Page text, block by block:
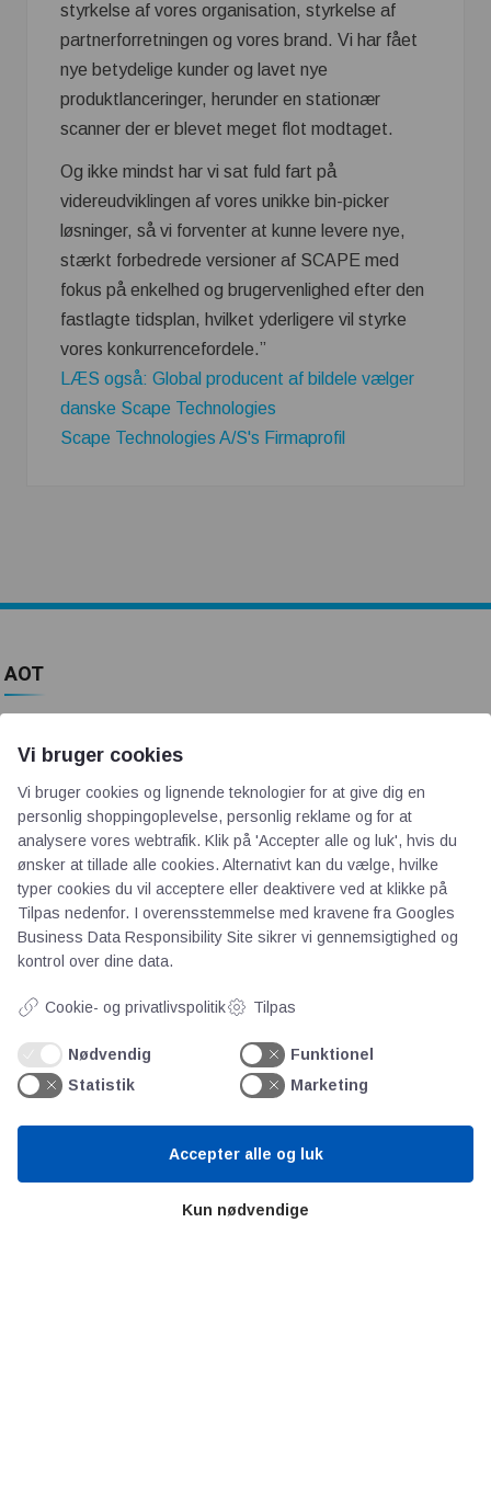
styrkelse af vores organisation, styrkelse af
partnerforretningen og vores brand. Vi har fået
nye betydelige kunder og lavet nye
produktlanceringer, herunder en stationær
scanner der er blevet meget flot modtaget.
Og ikke mindst har vi sat fuld fart på
videreudviklingen af vores unikke bin-picker
løsninger, så vi forventer at kunne levere nye,
stærkt forbedrede versioner af SCAPE med
fokus på enkelhed og brugervenlighed efter den
fastlagte tidsplan, hvilket yderligere vil styrke
vores konkurrencefordele.”
LÆS også: Global producent af bildele vælger
danske Scape Technologies
Scape Technologies A/S's Firmaprofil
AOT
Priser
Kontakt
Persondata
Videncentre
Teknologisk Institut
Videncentre
Litteratur
Forkortelser
Ståbi
Værd at besøge
Vi bruger cookies
Vi bruger cookies og lignende teknologier for at give dig en
personlig shoppingoplevelse, personlig reklame og for at
analysere vores webtrafik. Klik på 'Accepter alle og luk', hvis du
ønsker at tillade alle cookies. Alternativt kan du vælge, hvilke
typer cookies du vil acceptere eller deaktivere ved at klikke på
Tilpas nedenfor. I overensstemmelse med kravene fra Googles
Business Data Responsibility Site sikrer vi gennemsigtighed og
kontrol over dine data.
Cookie- og privatlivspolitik Tilpas
Nødvendig
Funktionel
Statistik
Marketing
Kun nødvendige
Accepter alle og luk